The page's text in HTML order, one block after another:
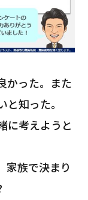
かった。また
知った。
に考えようと
家族で決まり